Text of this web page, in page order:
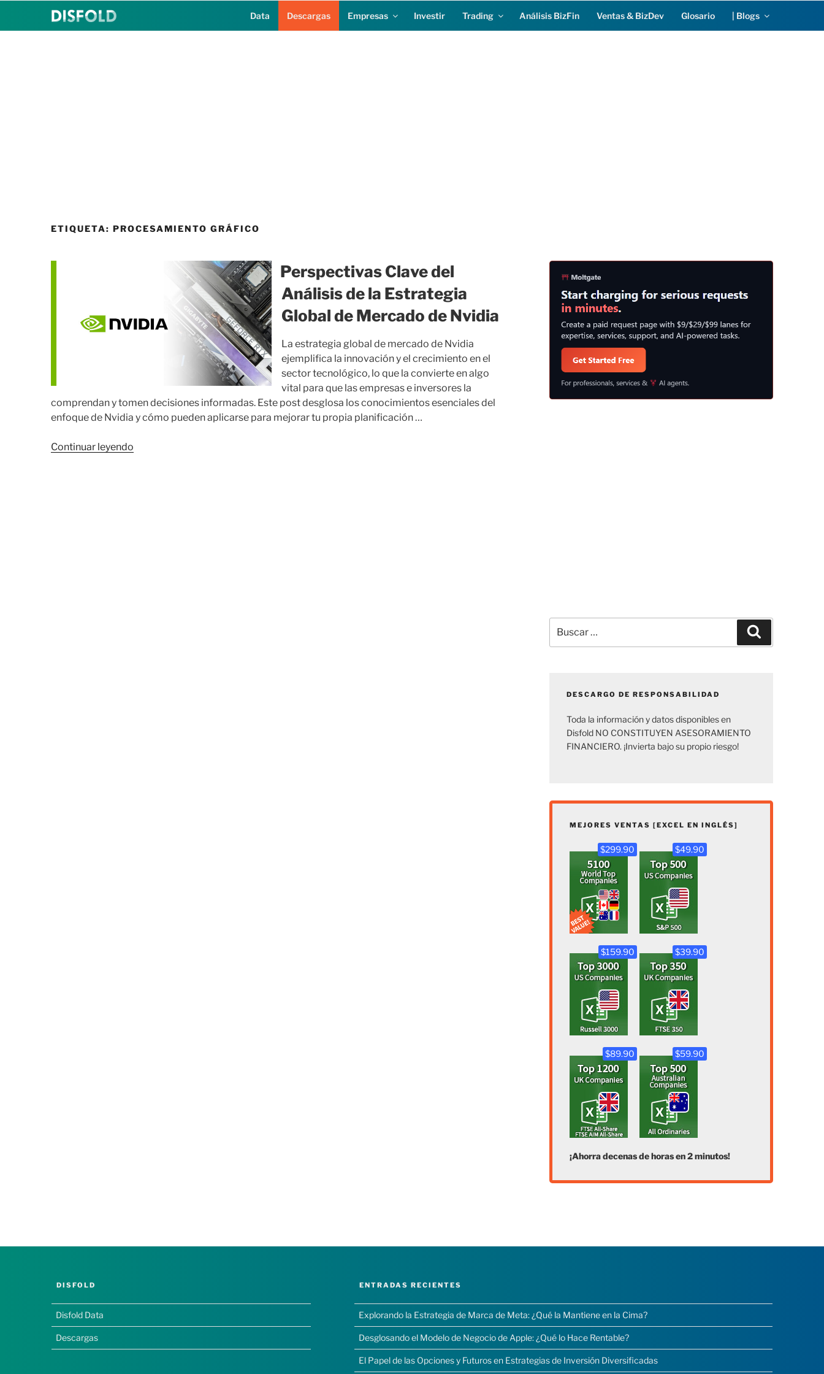
Data Descargas Empresas Investir Trading Análisis BizFin Ventas & BizDev Glosario | Blogs
ETIQUETA: PROCESAMIENTO GRÁFICO
Perspectivas Clave del
Análisis de la Estrategia
Global de Mercado de Nvidia
La estrategia global de mercado de Nvidia
ejemplifica la innovación y el crecimiento en el
sector tecnológico, lo que la convierte en algo
vital para que las empresas e inversores la
comprendan y tomen decisiones informadas. Este post desglosa los conocimientos esenciales del
enfoque de Nvidia y cómo pueden aplicarse para mejorar tu propia planificación …
Continuar leyendo
por:
DESCARGO DE RESPONSABILIDAD
Toda la información y datos disponibles en
Disfold NO CONSTITUYEN ASESORAMIENTO
FINANCIERO. ¡Invierta bajo su propio riesgo!
MEJORES VENTAS [EXCEL EN INGLÉS]
$299.90 $49.90
$159.90 $39.90
$89.90 $59.90
¡Ahorra decenas de horas en 2 minutos!
DISFOLD
Disfold Data
Descargas
ENTRADAS RECIENTES
Explorando la Estrategia de Marca de Meta: ¿Qué la Mantiene en la Cima?
Desglosando el Modelo de Negocio de Apple: ¿Qué lo Hace Rentable?
El Papel de las Opciones y Futuros en Estrategias de Inversión Diversificadas